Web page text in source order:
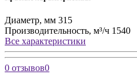
Диаметр, мм 315
Производительность, м³/ч 1540
Все характеристики
0 отзывов0